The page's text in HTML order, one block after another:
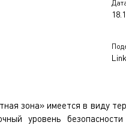
зона» имеется в виду
уровень